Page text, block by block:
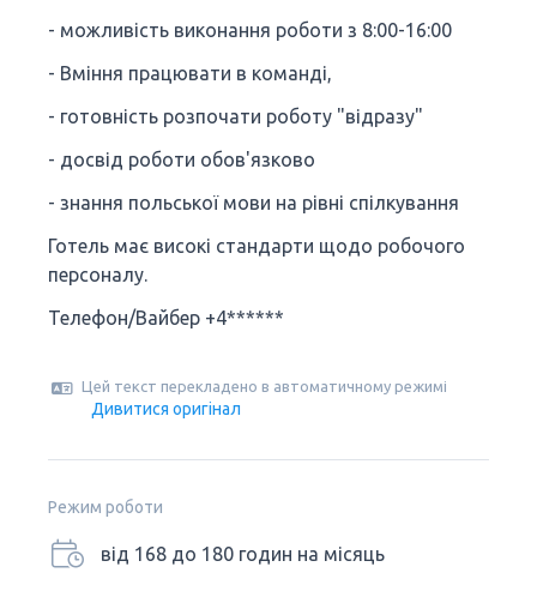
- можливість виконання роботи з 8:00-16:00
- Вміння працювати в команді,
- готовність розпочати роботу "відразу"
- досвід роботи обов'язково
- знання польської мови на рівні спілкування
Готель має високі стандарти щодо робочого
персоналу.
Телефон/Вайбер +4******
Цей текст перекладено в автоматичному режимі
Дивитися оригінал
Режим роботи
від 168 до 180 годин на місяць